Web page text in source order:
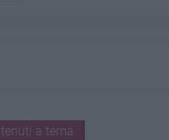
a tema